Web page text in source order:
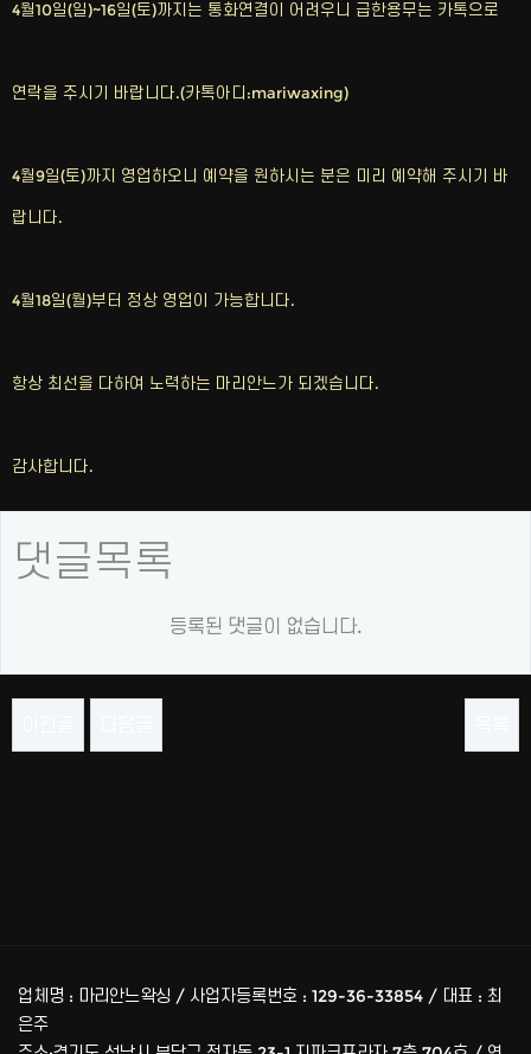
4월10일(일)~16일(토)까지는 통화연결이 어려우니 급한용무는 카톡으로
연락을 주시기 바랍니다.(카톡아디:mariwaxing)
4월9일(토)까지 영업하오니 예약을 원하시는 분은 미리 예약해 주시기 바
랍니다.
4월18일(월)부터 정상 영업이 가능합니다.
항상 최선을 다하여 노력하는 마리안느가 되겠습니다.
감사합니다.
댓글목록
등록된 댓글이 없습니다.
업체명 : 마리안느왁싱 / 사업자등록번호 : 129-36-33854 / 대표 : 최
은주